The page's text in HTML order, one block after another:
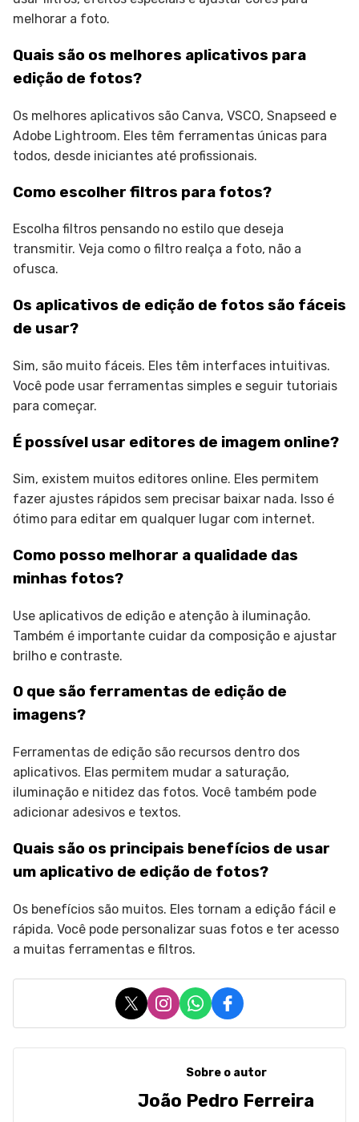
melhorar a foto.
Quais são os melhores aplicativos para
edição de fotos?
Os melhores aplicativos são Canva, VSCO, Snapseed e
Adobe Lightroom. Eles têm ferramentas únicas para
todos, desde iniciantes até profissionais.
Como escolher filtros para fotos?
Escolha filtros pensando no estilo que deseja
transmitir. Veja como o filtro realça a foto, não a
ofusca.
Os aplicativos de edição de fotos são fáceis
de usar?
Sim, são muito fáceis. Eles têm interfaces intuitivas.
Você pode usar ferramentas simples e seguir tutoriais
para começar.
É possível usar editores de imagem online?
Sim, existem muitos editores online. Eles permitem
fazer ajustes rápidos sem precisar baixar nada. Isso é
ótimo para editar em qualquer lugar com internet.
Como posso melhorar a qualidade das
minhas fotos?
Use aplicativos de edição e atenção à iluminação.
Também é importante cuidar da composição e ajustar
brilho e contraste.
O que são ferramentas de edição de
imagens?
Ferramentas de edição são recursos dentro dos
aplicativos. Elas permitem mudar a saturação,
iluminação e nitidez das fotos. Você também pode
adicionar adesivos e textos.
Quais são os principais benefícios de usar
um aplicativo de edição de fotos?
Os benefícios são muitos. Eles tornam a edição fácil e
rápida. Você pode personalizar suas fotos e ter acesso
a muitas ferramentas e filtros.
X Instagram
WhatsApp
Facebook
Sobre o autor
João Pedro Ferreira